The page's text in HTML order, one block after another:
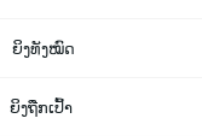
ຍິງທັງໝົດ
ຍິງຖືກເປົ້າ